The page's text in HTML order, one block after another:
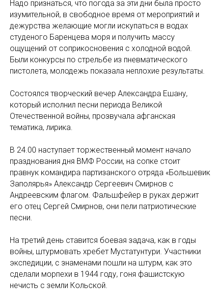
Надо признаться, что погода за эти дни была просто
изумительной, в свободное время от мероприятий и
дежурства желающие могли искупаться в водах
студеного Баренцева моря и получить массу
ощущений от соприкосновения с холодной водой.
Были конкурсы по стрельбе из пневматического
пистолета, молодежь показала неплохие результаты.
Состоялся творческий вечер Александра Ешану,
который исполнил песни периода Великой
Отечественной войны, прозвучала афганская
тематика, лирика.
В 24.00 наступает торжественный момент начало
празднования дня ВМФ России, на сопке стоит
правнук командира партизанского отряда «Большевик
Заполярья» Александр Сергеевич Смирнов с
Андреевским флагом. Фальшфейер в руках держит
его отец Сергей Смирнов, они пели патриотические
песни.
На третий день ставится боевая задача, как в годы
войны, штурмовать хребет Мустатунтури. Участники
экспедиции, с знаменами пошли на штурм, как это
сделали морпехи в 1944 году, гоня фашистскую
нечисть с земли Кольской.